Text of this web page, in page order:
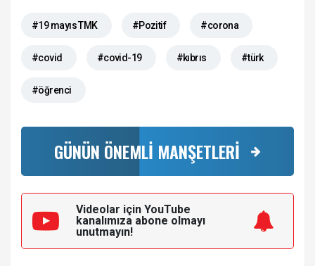
#19 mayıs TMK #Pozitif #corona
#covid #covid-19 #kıbrıs #türk
#öğrenci
GÜNÜN ÖNEMLİ MANŞETLERİ
Videolar için YouTube
kanalımıza abone olmayı
unutmayın!